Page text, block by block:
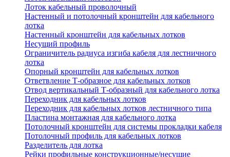
Лоток кабельный проволочный
Настенный и потолочный кронштейн для кабельного
лотка
Настенный кронштейн для кабельных лотков
Несущий профиль
Ограничитель радиуса изгиба кабеля для лестничного
лотка
Опорный кронштейн для кабельных лотков
Ответвление Т-образное для кабельных лотков
Отвод вертикальный Т-образный для кабельного лотка
Переходник для кабельных лотков
Переходник для кабельных лотков лестничного типа
Пластина монтажная для кабельного лотка
Потолочный кронштейн для системы прокладки кабеля
Потолочный профиль для кабельных лотков
Разделитель для лотка
Рейки профильные конструкционные/несущие